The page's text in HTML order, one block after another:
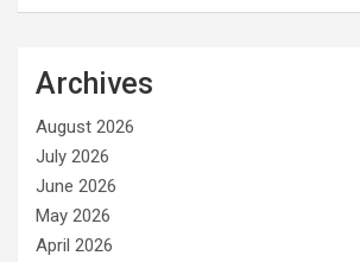
Archives
August 2026
July 2026
June 2026
May 2026
April 2026